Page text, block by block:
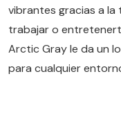
vibrantes gracias a la
trabajar o
Arctic Gray le da un
para cualquier